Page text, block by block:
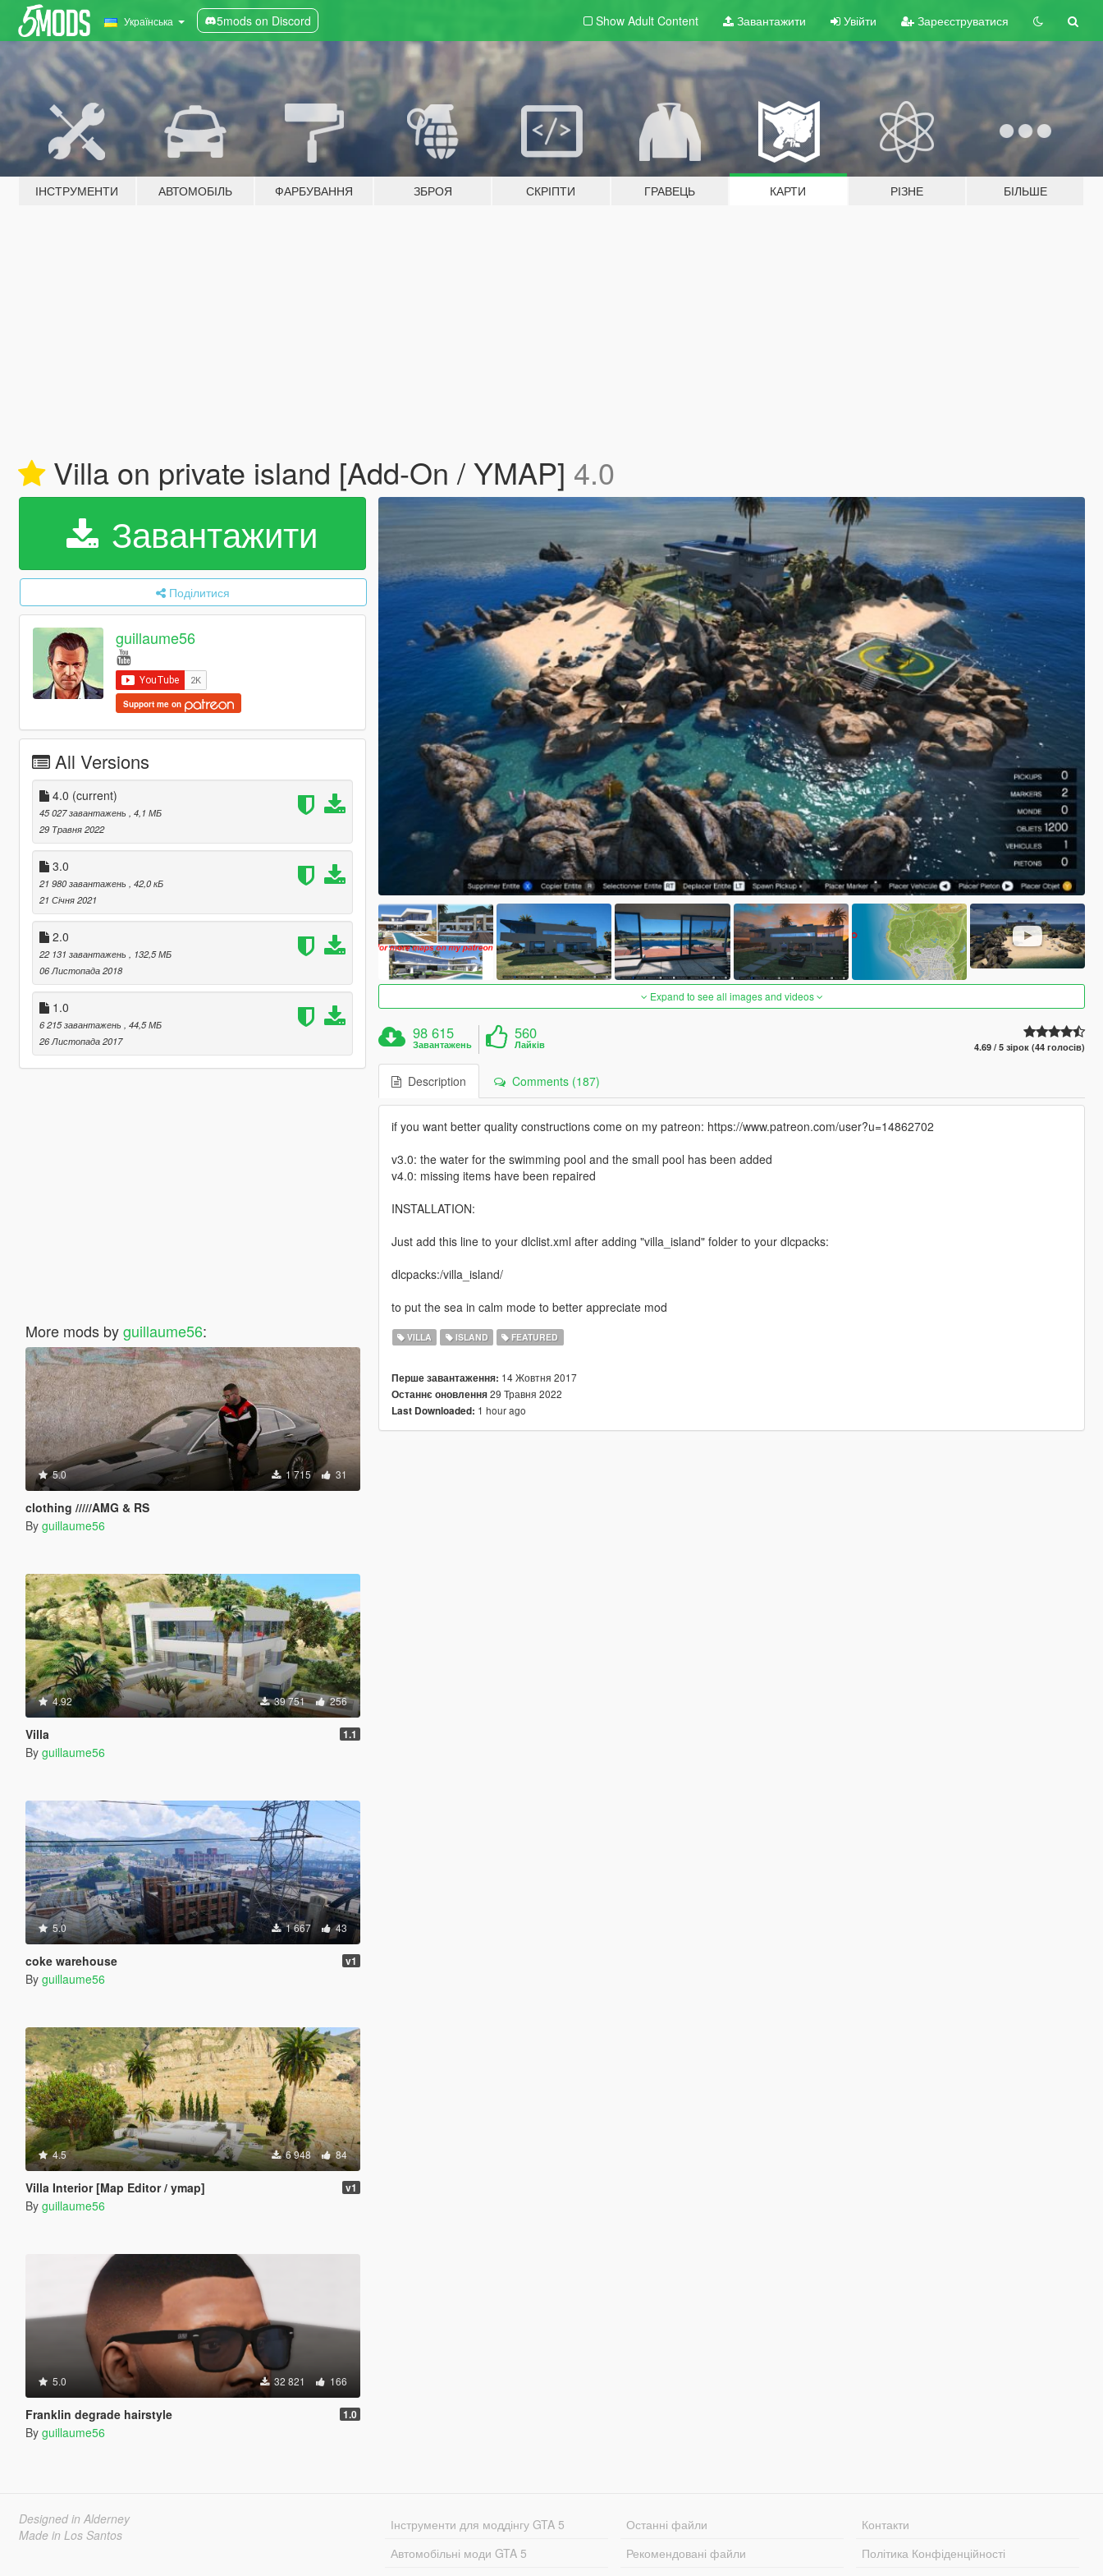
Українська 5mods on Discord Show Adult Content Завантажити Увійти Зареєструватися
ІНСТРУМЕНТИ АВТОМОБІЛЬ ФАРБУВАННЯ ЗБРОЯ СКРІПТИ ГРАВЕЦЬ КАРТИ РІЗНЕ БІЛЬШЕ
Villa on private island [Add-On / YMAP] 4.0
Завантажити
Поділитися
guillaume56
Support me on
All Versions
4.0 (current)
45 027 завантажень , 4,1 МБ
29 Травня 2022
3.0
21 980 завантажень , 42,0 кБ
21 Січня 2021
2.0
22 131 завантажень , 132,5 МБ
06 Листопада 2018
1.0
6 215 завантажень , 44,5 МБ
26 Листопада 2017
More mods byguillaume56:
5.0 1 715 31
clothing /////AMG & RS
By guillaume56
4.92 39 751 256
Villa 1.1
By guillaume56
5.0 1 667 43
coke warehouse v1
By guillaume56
4.5 6 948 84
Villa Interior [Map Editor / ymap] v1
By guillaume56
5.0 32 821 166
Franklin degrade hairstyle 1.0
By guillaume56
Expand to see all images and videos
98 615
Завантажень
560
Лайків 4.69 / 5 зірок (44 голосів)
Description Comments (187)
if you want better quality constructions come on my patreon: https://www.patreon.com/user?u=14862702
v3.0: the water for the swimming pool and the small pool has been added
v4.0: missing items have been repaired
INSTALLATION:
Just add this line to your dlclist.xml after adding "villa_island" folder to your dlcpacks:
dlcpacks:/villa_island/
to put the sea in calm mode to better appreciate mod
VILLA ISLAND FEATURED
Перше завантаження: 14 Жовтня 2017
Останнє оновлення29 Травня 2022
Last Downloaded: 1 hour ago
Designed in Alderney
Made in Los Santos
Інструменти для моддінгу GTA 5
Автомобільні моди GTA 5
Останні файли
Рекомендовані файли
Контакти
Політика Конфіденційності